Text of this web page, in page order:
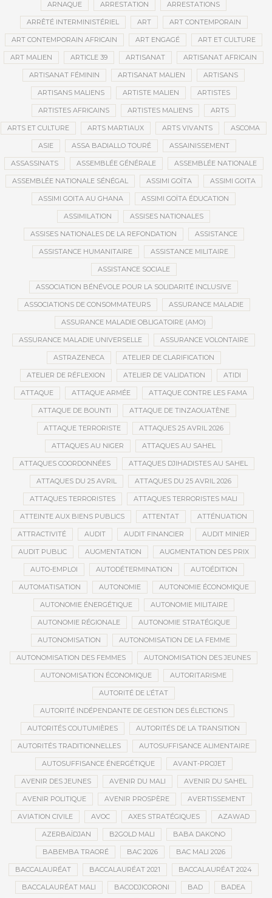
ARNAQUE ARRESTATION ARRESTATIONS
ARRÊTÉ INTERMINISTÉRIEL ART ART CONTEMPORAIN
ART CONTEMPORAIN AFRICAIN ART ENGAGÉ ART ET CULTURE
ART MALIEN ARTICLE 39 ARTISANAT ARTISANAT AFRICAIN
ARTISANAT FÉMININ ARTISANAT MALIEN ARTISANS
ARTISANS MALIENS ARTISTE MALIEN ARTISTES
ARTISTES AFRICAINS ARTISTES MALIENS ARTS
ARTS ET CULTURE ARTS MARTIAUX ARTS VIVANTS ASCOMA
ASIE ASSA BADIALLO TOURÉ ASSAINISSEMENT
ASSASSINATS ASSEMBLÉE GÉNÉRALE ASSEMBLÉE NATIONALE
ASSEMBLÉE NATIONALE SÉNÉGAL ASSIMI GOÏTA ASSIMI GOITA
ASSIMI GOITA AU GHANA ASSIMI GOÏTA ÉDUCATION
ASSIMILATION ASSISES NATIONALES
ASSISES NATIONALES DE LA REFONDATION ASSISTANCE
ASSISTANCE HUMANITAIRE ASSISTANCE MILITAIRE
ASSISTANCE SOCIALE
ASSOCIATION BÉNÉVOLE POUR LA SOLIDARITÉ INCLUSIVE
ASSOCIATIONS DE CONSOMMATEURS ASSURANCE MALADIE
ASSURANCE MALADIE OBLIGATOIRE (AMO)
ASSURANCE MALADIE UNIVERSELLE ASSURANCE VOLONTAIRE
ASTRAZENECA ATELIER DE CLARIFICATION
ATELIER DE RÉFLEXION ATELIER DE VALIDATION ATIDI
ATTAQUE ATTAQUE ARMÉE ATTAQUE CONTRE LES FAMA
ATTAQUE DE BOUNTI ATTAQUE DE TINZAOUATÈNE
ATTAQUE TERRORISTE ATTAQUES 25 AVRIL 2026
ATTAQUES AU NIGER ATTAQUES AU SAHEL
ATTAQUES COORDONNÉES ATTAQUES DJIHADISTES AU SAHEL
ATTAQUES DU 25 AVRIL ATTAQUES DU 25 AVRIL 2026
ATTAQUES TERRORISTES ATTAQUES TERRORISTES MALI
ATTEINTE AUX BIENS PUBLICS ATTENTAT ATTÉNUATION
ATTRACTIVITÉ AUDIT AUDIT FINANCIER AUDIT MINIER
AUDIT PUBLIC AUGMENTATION AUGMENTATION DES PRIX
AUTO-EMPLOI AUTODÉTERMINATION AUTOÉDITION
AUTOMATISATION AUTONOMIE AUTONOMIE ÉCONOMIQUE
AUTONOMIE ÉNERGÉTIQUE AUTONOMIE MILITAIRE
AUTONOMIE RÉGIONALE AUTONOMIE STRATÉGIQUE
AUTONOMISATION AUTONOMISATION DE LA FEMME
AUTONOMISATION DES FEMMES AUTONOMISATION DES JEUNES
AUTONOMISATION ÉCONOMIQUE AUTORITARISME
AUTORITÉ DE L’ÉTAT
AUTORITÉ INDÉPENDANTE DE GESTION DES ÉLECTIONS
AUTORITÉS COUTUMIÈRES AUTORITÉS DE LA TRANSITION
AUTORITÉS TRADITIONNELLES AUTOSUFFISANCE ALIMENTAIRE
AUTOSUFFISANCE ÉNERGÉTIQUE AVANT-PROJET
AVENIR DES JEUNES AVENIR DU MALI AVENIR DU SAHEL
AVENIR POLITIQUE AVENIR PROSPÈRE AVERTISSEMENT
AVIATION CIVILE AVOC AXES STRATÉGIQUES AZAWAD
AZERBAÏDJAN B2GOLD MALI BABA DAKONO
BABEMBA TRAORÉ BAC 2026 BAC MALI 2026
BACCALAURÉAT BACCALAURÉAT 2021 BACCALAURÉAT 2024
BACCALAURÉAT MALI BACODJICORONI BAD BADEA